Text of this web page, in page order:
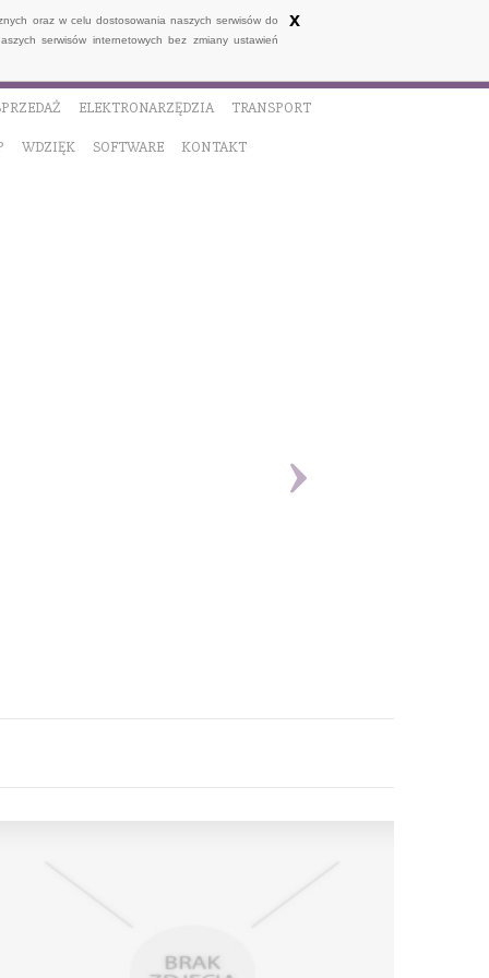
oraz w celu dostosowania naszych serwisów do
serwisów internetowych bez zmiany ustawień
x
ELEKTRONARZĘDZIA TRANSPORT
WDZIĘK SOFTWARE KONTAKT